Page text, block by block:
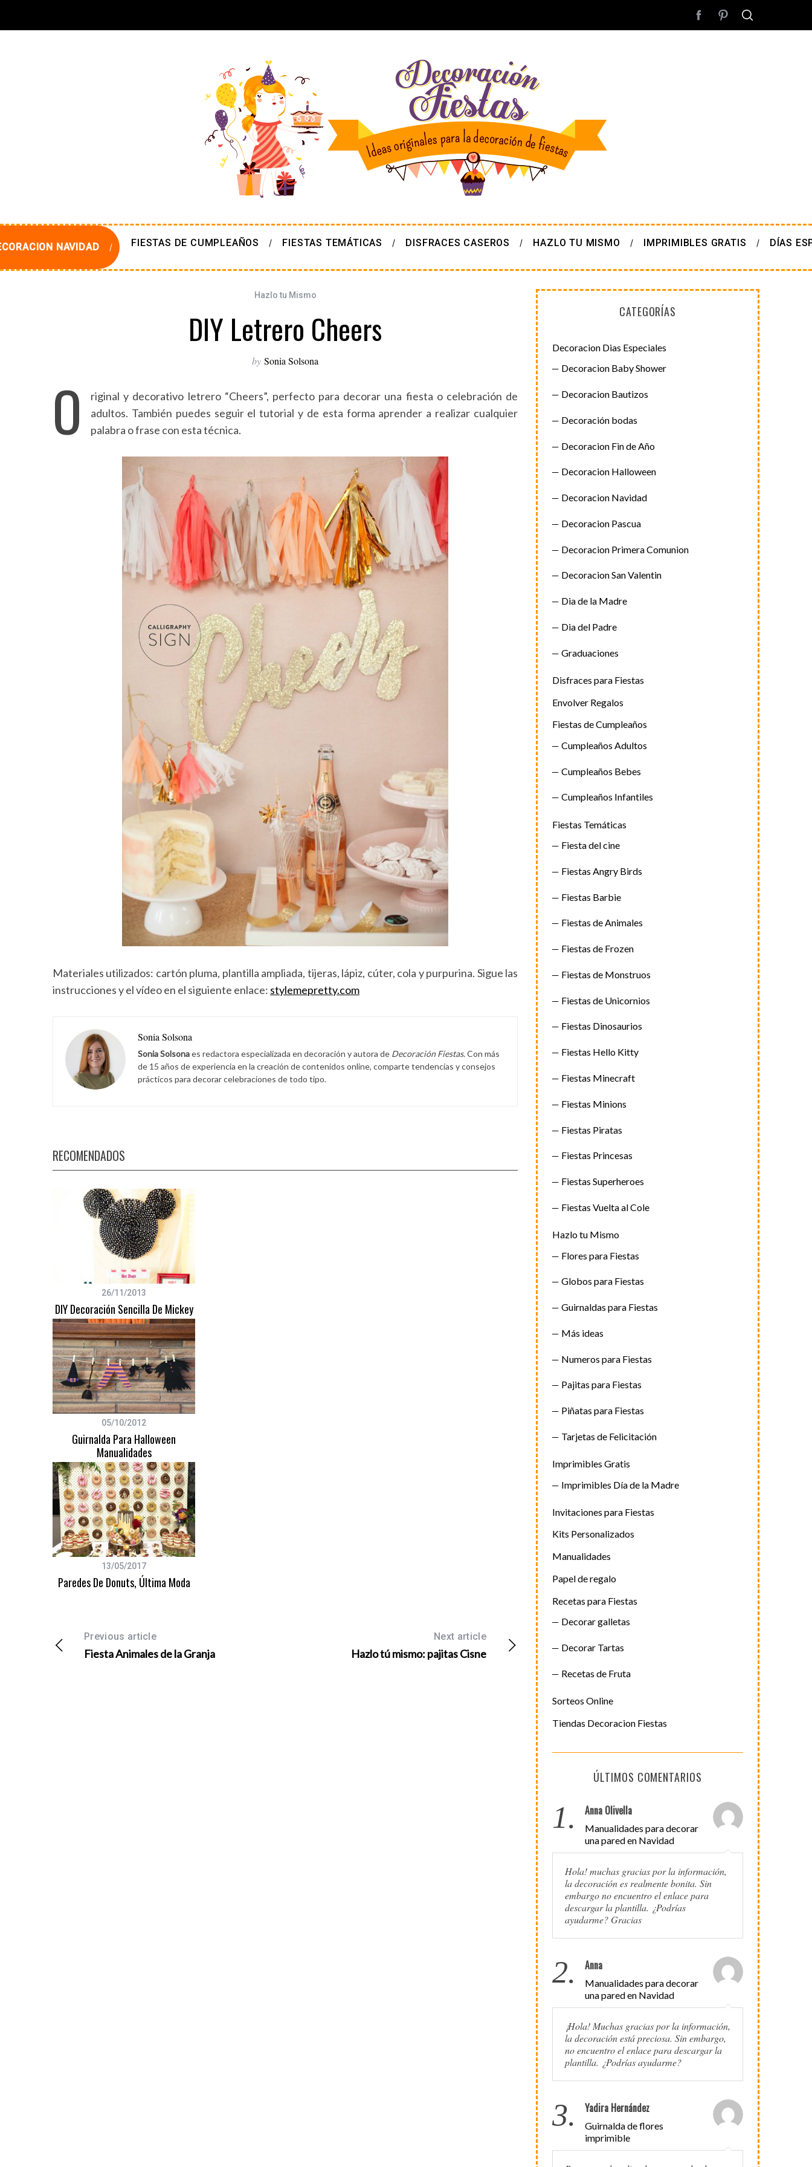
NAVIDAD FIESTAS DE CUMPLEAÑOS FIESTAS TEMÁTICAS DISFRACES CASEROS HAZLO TU MISMO IMPRIMIBLES GRATIS DÍAS
Hazlo tu Mismo
DIY Letrero Cheers
by Sonia Solsona
O
riginal y decorativo letrero “Cheers”, perfecto para decorar una fiesta o celebración de
adultos. También puedes seguir el tutorial y de esta forma aprender a realizar cualquier
palabra o frase con esta técnica.
Materiales utilizados: cartón pluma, plantilla ampliada, tijeras, lápiz, cúter, cola y purpurina. Sigue las
instrucciones y el vídeo en el siguiente enlace: stylemepretty.com
Sonia Solsona
Sonia Solsonaes redactora especializada en decoración y autora de Decoración Fiestas. Con más
de 15 años de experiencia en la creación de contenidos online, comparte tendencias y consejos
prácticos para decorar celebraciones de todo tipo.
RECOMENDADOS
26/11/2013
DIY Decoración Sencilla De Mickey
05/10/2012
Guirnalda Para Halloween
Manualidades
13/05/2017
Paredes De Donuts, Última Moda
Previous article
Fiesta Animales de la Granja
Next article
Hazlo tú mismo: pajitas Cisne
CATEGORÍAS
Decoracion Dias Especiales
Decoracion Baby Shower
Decoracion Bautizos
Decoración bodas
Decoracion Fin de Año
Decoracion Halloween
Decoracion Navidad
Decoracion Pascua
Decoracion Primera Comunion
Decoracion San Valentin
Dia de la Madre
Dia del Padre
Graduaciones
Disfraces para Fiestas
Envolver Regalos
Fiestas de Cumpleaños
Cumpleaños Adultos
Cumpleaños Bebes
Cumpleaños Infantiles
Fiestas Temáticas
Fiesta del cine
Fiestas Angry Birds
Fiestas Barbie
Fiestas de Animales
Fiestas de Frozen
Fiestas de Monstruos
Fiestas de Unicornios
Fiestas Dinosaurios
Fiestas Hello Kitty
Fiestas Minecraft
Fiestas Minions
Fiestas Piratas
Fiestas Princesas
Fiestas Superheroes
Fiestas Vuelta al Cole
Hazlo tu Mismo
Flores para Fiestas
Globos para Fiestas
Guirnaldas para Fiestas
Más ideas
Numeros para Fiestas
Pajitas para Fiestas
Piñatas para Fiestas
Tarjetas de Felicitación
Imprimibles Gratis
Imprimibles Día de la Madre
Invitaciones para Fiestas
Kits Personalizados
Manualidades
Papel de regalo
Recetas para Fiestas
Decorar galletas
Decorar Tartas
Recetas de Fruta
Sorteos Online
Tiendas Decoracion Fiestas
ÚLTIMOS COMENTARIOS
1. Anna Olivella
Manualidades para decorar
una pared en Navidad
Hola! muchas gracias por la información,
la decoración es realmente bonita. Sin
embargo no encuentro el enlace para
descargar la plantilla. ¿Podrías
ayudarme? Gracias
2. Anna
Manualidades para decorar
una pared en Navidad
¡Hola! Muchas gracias por la información,
la decoración está preciosa. Sin embargo,
no encuentro el enlace para descargar la
plantilla. ¿Podrías ayudarme?
3. Yadira Hernández
Guirnalda de flores
imprimible
e
a
c
h
f
o
r